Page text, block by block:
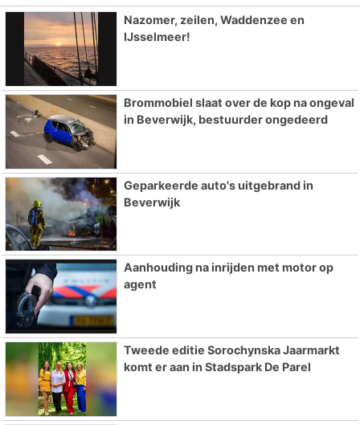
Nazomer, zeilen, Waddenzee en
IJsselmeer!
Brommobiel slaat over de kop na ongeval
in Beverwijk, bestuurder ongedeerd
Geparkeerde auto's uitgebrand in
Beverwijk
Aanhouding na inrijden met motor op
agent
Tweede editie Sorochynska Jaarmarkt
komt er aan in Stadspark De Parel